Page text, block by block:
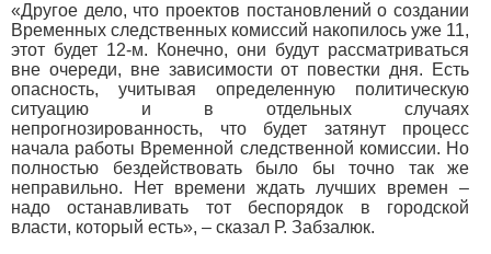
«Другое дело, что проектов постановлений о создании
Временных следственных комиссий накопилось уже 11,
этот будет 12-м. Конечно, они будут рассматриваться
вне очереди, вне зависимости от повестки дня. Есть
опасность, учитывая определенную политическую
ситуацию и в отдельных случаях
непрогнозированность, что будет затянут процесс
начала работы Временной следственной комиссии. Но
полностью бездействовать было бы точно так же
неправильно. Нет времени ждать лучших времен –
надо останавливать тот беспорядок в городской
власти, который есть», – сказал Р. Забзалюк.